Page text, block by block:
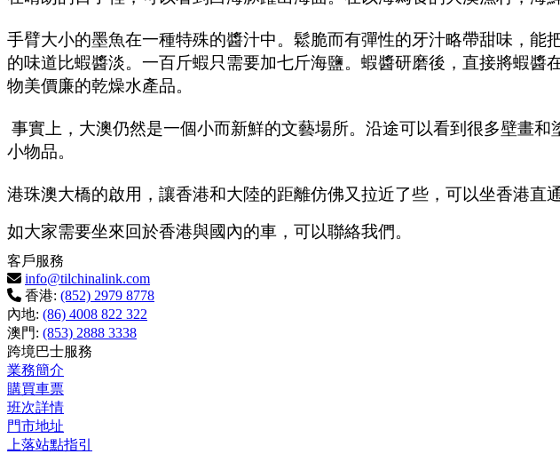
手臂大小的墨魚在一種特殊的醬汁中。鬆脆而有彈性的牙汁略帶甜味，
的味道比蝦醬淡。一百斤蝦只需要加七斤海鹽。蝦醬研磨後，直接將蝦
物美價廉的乾燥水產品。
事實上，大澳仍然是一個小而新鮮的文藝場所。沿途可以看到很多壁畫
小物品。
港珠澳大橋的啟用，讓香港和大陸的距離仿佛又拉近了些，可以坐香港直
如大家需要坐來回於香港與國內的車，可以聯絡我們。
客戶服務
info@tilchinalink.com
香港: (852) 2979 8778
內地: (86) 4008 822 322
澳門: (853) 2888 3338
跨境巴士服務
業務簡介
購買車票
班次詳情
門市地址
上落站點指引